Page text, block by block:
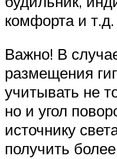
комфорта и т.д.
Важно! В
размещения
учитывать не
но и угол
источнику
получить